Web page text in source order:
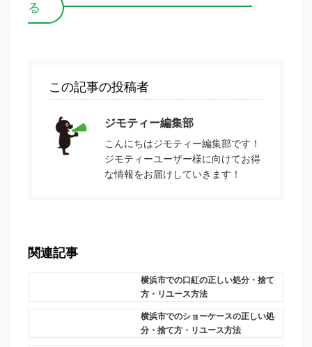
る
この記事の投稿者
ジモティー編集部
こんにちはジモティー編集部です！
ジモティーユーザー様に向けてお得
な情報をお届けしていきます！
関連記事
横浜市での口紅の正しい処分・捨て
方・リユース方法
横浜市でのショーケースの正しい処
分・捨て方・リユース方法